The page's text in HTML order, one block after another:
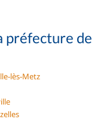
préfecture de
lès-Metz